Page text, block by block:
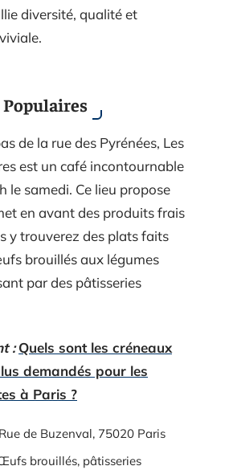
diversité, qualité et
Populaires
de la rue des Pyrénées, Les
est un café incontournable
le samedi. Ce lieu propose
en avant des produits frais
y trouverez des plats faits
brouillés aux légumes
par des pâtisseries
: Quels sont les créneaux
demandés pour les
à Paris ?
de Buzenval, 75020 Paris
brouillés, pâtisseries